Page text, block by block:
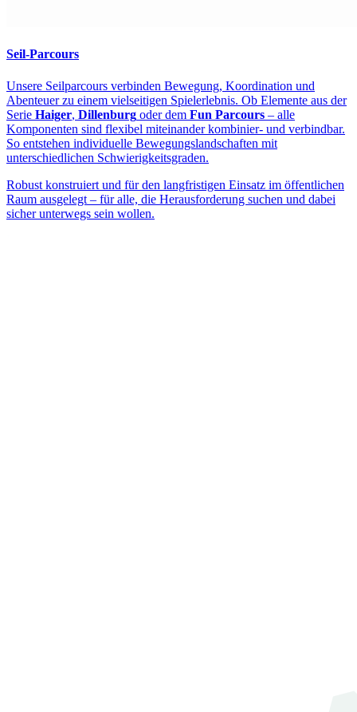
Seil-Parcours
Unsere Seilparcours verbinden Bewegung, Koordination und
Abenteuer zu einem vielseitigen Spielerlebnis. Ob Elemente aus der
Serie Haiger, Dillenburg oder dem Fun Parcours – alle
Komponenten sind flexibel miteinander kombinier- und verbindbar.
So entstehen individuelle Bewegungslandschaften mit
unterschiedlichen Schwierigkeitsgraden.
Robust konstruiert und für den langfristigen Einsatz im öffentlichen
Raum ausgelegt – für alle, die Herausforderung suchen und dabei
sicher unterwegs sein wollen.